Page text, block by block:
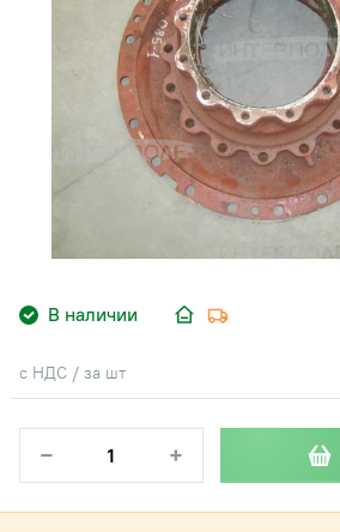
В наличии
с НДС / за шт
− +